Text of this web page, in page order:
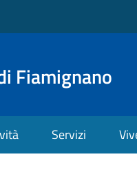
Fiamignano
Servizi